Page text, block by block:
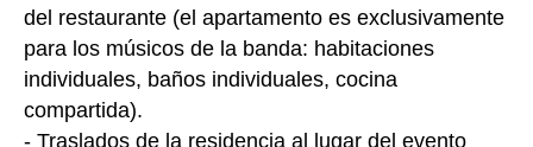
del restaurante (el apartamento es exclusivamente
para los músicos de la banda: habitaciones
individuales, baños individuales, cocina
compartida).
- Traslados de la residencia al lugar del evento